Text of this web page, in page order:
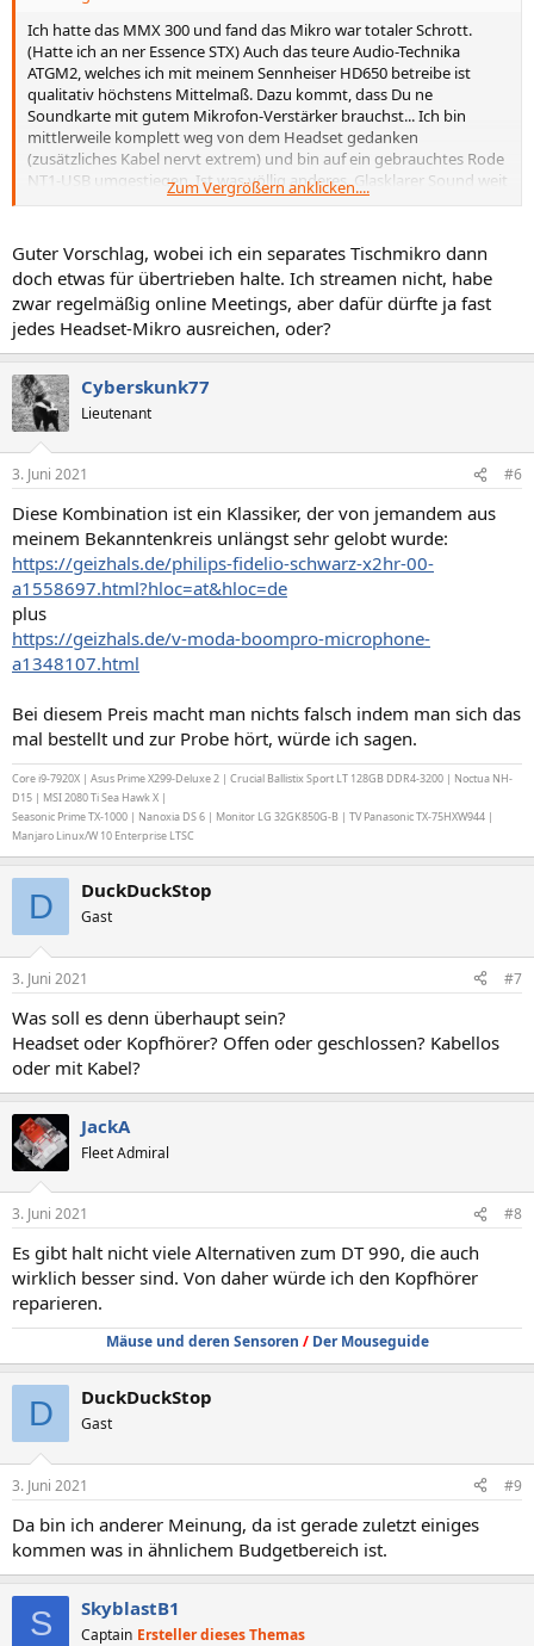
Ich hatte das MMX 300 und fand das Mikro war totaler Schrott.
(Hatte ich an ner Essence STX) Auch das teure Audio-Technika
ATGM2, welches ich mit meinem Sennheiser HD650 betreibe ist
qualitativ höchstens Mittelmaß. Dazu kommt, dass Du ne
Soundkarte mit gutem Mikrofon-Verstärker brauchst... Ich bin
mittlerweile komplett weg von dem Headset gedanken
(zusätzliches Kabel nervt extrem) und bin auf ein gebrauchtes Rode
NT1-USB umgestiegen. Ist was völlig anderes. Glasklarer Sound weit
über den Schreibtisch hinaus. Kein Kabel generve am Kopf/Körper,
Interface) und sieht gut aus auf dem Schreibtisch. Muss auch nicht
gleich das Rode sein. Gibt ja mittlerweile einen Haufen
erschwingliche Tisch-Mikrofone.
Mein Tipp also: Behalte den Kopfhörer, wenn er dir grundsätzlich
taugt und kauf dir ein besseres Tischmikrofon mit USB Interface.
Zum Vergrößern anklicken....
Guter Vorschlag, wobei ich ein separates Tischmikro dann
doch etwas für übertrieben halte. Ich streamen nicht, habe
zwar regelmäßig online Meetings, aber dafür dürfte ja fast
jedes Headset-Mikro ausreichen, oder?
Cyberskunk77
Lieutenant
3. Juni 2021 #6
Diese Kombination ist ein Klassiker, der von jemandem aus
meinem Bekanntenkreis unlängst sehr gelobt wurde:
https://geizhals.de/philips-fidelio-schwarz-x2hr-00-
a1558697.html?hloc=at&hloc=de
plus
https://geizhals.de/v-moda-boompro-microphone-
a1348107.html
Bei diesem Preis macht man nichts falsch indem man sich das
mal bestellt und zur Probe hört, würde ich sagen.
Core i9-7920X | Asus Prime X299-Deluxe 2 | Crucial Ballistix Sport LT 128GB DDR4-3200 | Noctua NH-
D15 | MSI 2080 Ti Sea Hawk X |
Seasonic Prime TX-1000 | Nanoxia DS 6 | Monitor LG 32GK850G-B | TV Panasonic TX-75HXW944 |
Manjaro Linux/W 10 Enterprise LTSC
D DuckDuckStop
Gast
3. Juni 2021 #7
Was soll es denn überhaupt sein?
Headset oder Kopfhörer? Offen oder geschlossen? Kabellos
oder mit Kabel?
JackA
Fleet Admiral
3. Juni 2021 #8
Es gibt halt nicht viele Alternativen zum DT 990, die auch
wirklich besser sind. Von daher würde ich den Kopfhörer
reparieren.
Mäuse und deren Sensoren / Der Mouseguide
D DuckDuckStop
Gast
3. Juni 2021 #9
Da bin ich anderer Meinung, da ist gerade zuletzt einiges
kommen was in ähnlichem Budgetbereich ist.
S SkyblastB1
Captain Ersteller dieses Themas